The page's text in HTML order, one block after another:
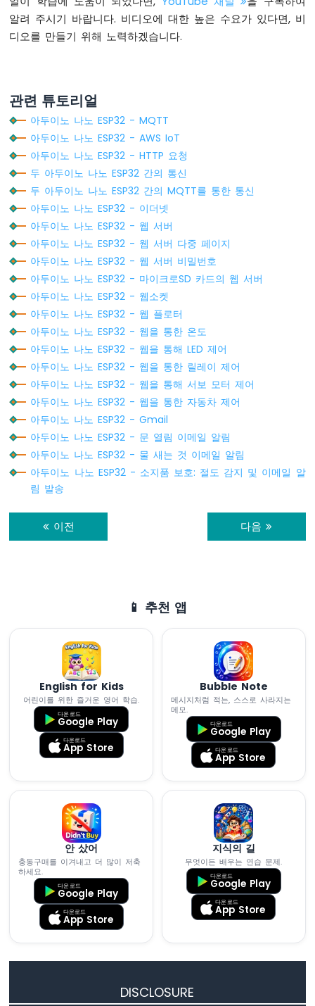
ESP32
-
2
채
이
모
두
이
노
나
ESP32
-
4
채
릴
레
이
모
아
두
이
노
나
노
ESP32
-
제
ESP32
ESP32
이
알려 주시기 바랍니다. 비디오에 대한 높은 수요가 있다면, 비
디오를 만들기 위해 노력하겠습니다.
관련 튜토리얼
아두이노 나노 ESP32 - MQTT
아두이노 나노 ESP32 - AWS IoT
아두이노 나노 ESP32 - HTTP 요청
두 아두이노 나노 ESP32 간의 통신
두 아두이노 나노 ESP32 간의 MQTT를 통한 통신
아두이노 나노 ESP32 - 이더넷
아두이노 나노 ESP32 - 웹 서버
아두이노 나노 ESP32 - 웹 서버 다중 페이지
아두이노 나노 ESP32 - 웹 서버 비밀번호
아두이노 나노 ESP32 - 마이크로SD 카드의 웹 서버
아두이노 나노 ESP32 - 웹소켓
아두이노 나노 ESP32 - 웹 플로터
아두이노 나노 ESP32 - 웹을 통한 온도
아두이노 나노 ESP32 - 웹을 통해 LED 제어
아두이노 나노 ESP32 - 웹을 통한 릴레이 제어
아두이노 나노 ESP32 - 웹을 통해 서보 모터 제어
아두이노 나노 ESP32 - 웹을 통한 자동차 제어
아두이노 나노 ESP32 - Gmail
아두이노 나노 ESP32 - 문 열림 이메일 알림
아두이노 나노 ESP32 - 물 새는 것 이메일 알림
아두이노 나노 ESP32 - 소지품 보호: 절도 감지 및 이메일 알
림 발송
이전 다음
📱 추천 앱
English for Kids
어린이를 위한 즐거운 영어 학습.
다운로드
Google Play
다운로드
App Store
Bubble Note
메시지처럼 적는, 스스로 사라지는
메모.
다운로드
Google Play
다운로드
App Store
안 샀어
충동구매를 이겨내고 더 많이 저축
하세요.
다운로드
Google Play
다운로드
App Store
지식의 길
무엇이든 배우는 연습 문제.
다운로드
Google Play
다운로드
App Store
DISCLOSURE